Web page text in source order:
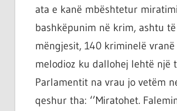
çështja
është
që
ata e kanë mbështetur
bashkëpunim në krim, ashtu
mëngjesit, 140 kriminelë
melodioz ku dallohej lehtë një
Parlamentit na vrau jo vetëm
qeshur tha: ‘’Miratohet.